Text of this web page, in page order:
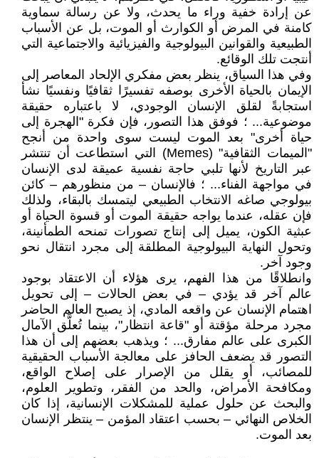
عن إرادة خفية وراء ما يحدث، ولا عن رسالة سماوية
كامنة في المرض أو الكوارث أو الموت، بل عن الأسباب
الطبيعية والقوانين البيولوجية والفيزيائية والاجتماعية التي
أنتجت تلك الوقائع.
وفي هذا السياق، ينظر بعض مفكري الإلحاد المعاصر إلى
الإيمان بالحياة الأخرى بوصفه تفسيرًا ثقافيًا ونفسيًا نشأ
استجابةً لقلق الإنسان الوجودي، لا باعتباره حقيقة
موضوعية... ؛ فوفق هذا التصور، فإن فكرة "الهجرة إلى
حياة أخرى" بعد الموت ليست سوى واحدة من أنجح
"الميمات الثقافية" (Memes) التي استطاعت أن تنتشر
عبر التاريخ لأنها تلبي حاجة نفسية عميقة لدى الإنسان
في مواجهة الفناء... ؛ فالإنسان – من منظورهم – كائن
بيولوجي صاغه الانتخاب الطبيعي ليتمسك بالبقاء، ولذلك
فإن عقله، عندما يواجه حقيقة الموت أو قسوة الحياة أو
عبثية الكون، يميل إلى إنتاج تصورات تمنحه الطمأنينة،
وتحول النهاية البيولوجية المطلقة إلى مجرد انتقال نحو
وجود آخر.
وانطلاقًا من هذا الفهم، يرى هؤلاء أن الاعتقاد بوجود
عالم آخر قد يؤدي – في بعض الحالات – إلى تحويل
اهتمام الإنسان عن واقعه المادي، إذ يصبح العالم الحاضر
مجرد مرحلة مؤقتة أو "قاعة انتظار"، بينما تُعلَّق الآمال
الكبرى على عالم مفارق... ؛ ويذهب بعضهم إلى أن هذا
التصور قد يضعف الحافز على معالجة الأسباب الحقيقية
للمصائب، أو يقلل من الإصرار على إصلاح الواقع،
ومكافحة الأمراض، والحد من الفقر، وتطوير العلوم،
والبحث عن حلول عملية للمشكلات الإنسانية، إذا كان
الخلاص النهائي – بحسب اعتقاد المؤمن – ينتظر الإنسان
بعد الموت.